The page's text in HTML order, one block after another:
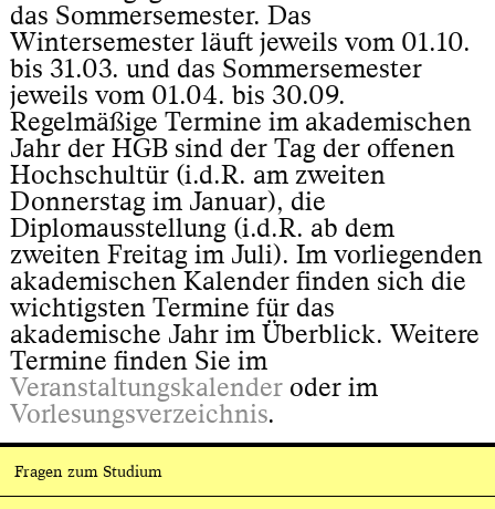
das Sommersemester. Das
Wintersemester läuft jeweils vom 01.10.
bis 31.03. und das Sommersemester
jeweils vom 01.04. bis 30.09.
Regelmäßige Termine im akademischen
Jahr der HGB sind der Tag der offenen
Hochschultür (i.d.R. am zweiten
Donnerstag im Januar), die
Diplomausstellung (i.d.R. ab dem
zweiten Freitag im Juli). Im vorliegenden
akademischen Kalender finden sich die
wichtigsten Termine für das
akademische Jahr im Überblick. Weitere
Termine finden Sie im
Veranstaltungskalender oder im
Vorlesungsverzeichnis.
Fragen zum Studium